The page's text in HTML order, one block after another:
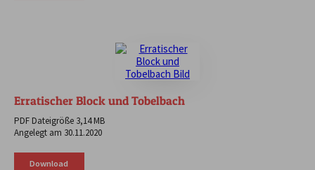
Erratischer Block und Tobelbach
PDF Dateigröße 3,14 MB
Angelegt am 30.11.2020
Download